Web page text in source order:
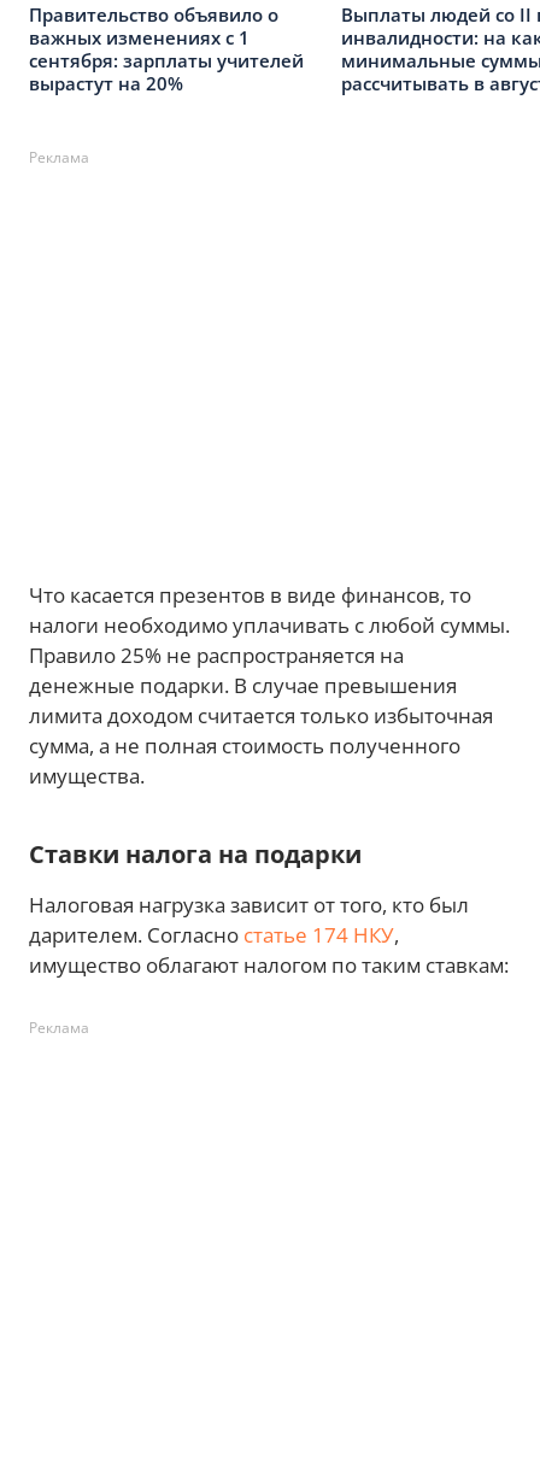
Правительство объявило о
важных изменениях с 1
сентября: зарплаты учителей
вырастут на 20%
Выплаты людей со II
инвалидности: на
минимальные
рассчитывать в
Реклама
Что касается презентов в виде финансов, то
налоги необходимо уплачивать с любой суммы.
Правило 25% не распространяется на
денежные подарки. В случае превышения
лимита доходом считается только избыточная
сумма, а не полная стоимость полученного
имущества.
Ставки налога на подарки
Налоговая нагрузка зависит от того, кто был
дарителем. Согласно статье 174 НКУ,
имущество облагают налогом по таким ставкам:
Реклама